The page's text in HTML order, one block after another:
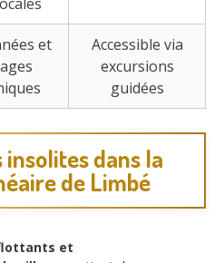
et
Accessible via
excursions
guidées
dans la
de Limbé
et